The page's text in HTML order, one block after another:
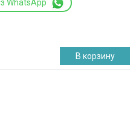
WhatsApp
В корзину